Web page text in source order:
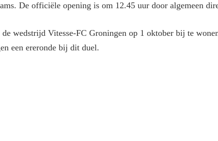
De officiële opening is om 12.45 uur door algemeen
wedstrijd Vitesse-FC Groningen op 1 oktober bij te
een ereronde bij dit duel.